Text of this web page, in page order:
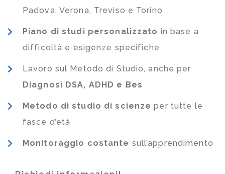
Padova, Verona, Treviso e Torino
Piano di studi personalizzato in base a
difficoltà e esigenze specifiche
Lavoro sul Metodo di Studio, anche per
Diagnosi DSA, ADHD e Bes
Metodo di studio di scienze per tutte le
fasce d’età
Monitoraggio costante sull’apprendimento